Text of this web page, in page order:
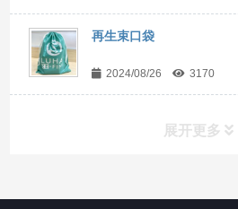
再生束口袋
2024/08/26 3170
展开更多